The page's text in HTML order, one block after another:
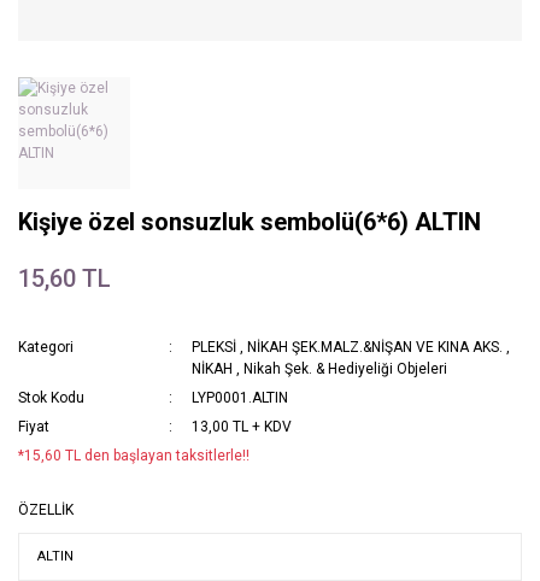
Kişiye özel sonsuzluk sembolü(6*6) ALTIN
15,60 TL
Kategori PLEKSİ , NİKAH ŞEK.MALZ.&NİŞAN VE KINA AKS. ,
NİKAH , Nikah Şek. & Hediyeliği Objeleri
Stok Kodu
LYP0001.ALTIN
Fiyat
13,00 TL + KDV
*15,60 TL den başlayan taksitlerle!!
ÖZELLİK